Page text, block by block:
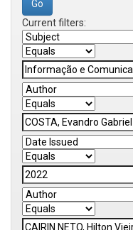
Current filters: